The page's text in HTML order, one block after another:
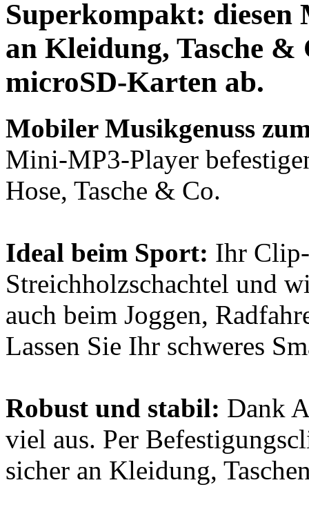
Superkompakt: diesen
an Kleidung, Tasche
microSD-Karten ab.
Mobiler Musikgenuss
Mini-MP3-Player
Hose, Tasche & Co.
Ideal beim Sport: Ihr
Streichholzschachtel und
auch beim Joggen,
Lassen Sie Ihr schweres
Robust und stabil: Dank
viel aus. Per
sicher an Kleidung,